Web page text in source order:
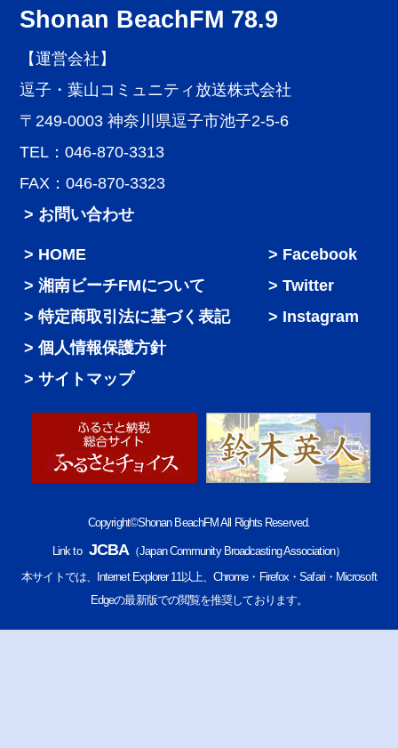
Shonan BeachFM 78.9
【運営会社】
逗子・葉山コミュニティ放送株式会社
〒249-0003 神奈川県逗子市池子2-5-6
TEL：046-870-3313
FAX：046-870-3323
> お問い合わせ
HOME
湘南ビーチFMについて
特定商取引法に基づく表記
個人情報保護方針
サイトマップ
Facebook
Twitter
Instagram
Copyright©Shonan BeachFM All Rights Reserved.
Link to JCBA（Japan Community Broadcasting Association）
本サイトでは、Internet Explorer 11以上、Chrome・Firefox・Safari・Microsoft
Edgeの最新版での閲覧を推奨しております。